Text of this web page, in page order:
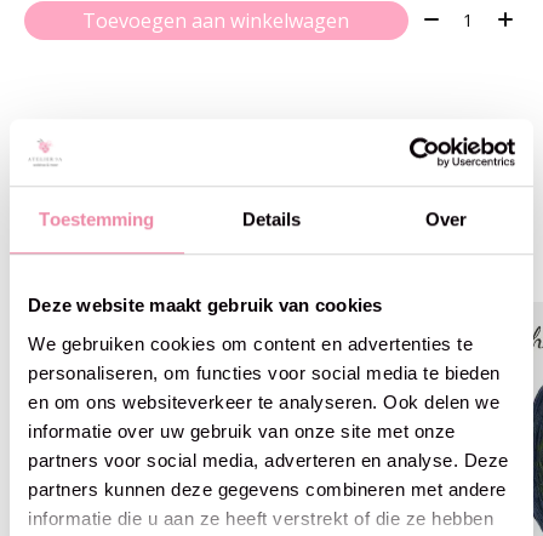
Toestemming Details Over
Deze website maakt gebruik van cookies
We gebruiken cookies om content en advertenties te
personaliseren, om functies voor social media te bieden
en om ons websiteverkeer te analyseren. Ook delen we
informatie over uw gebruik van onze site met onze
partners voor social media, adverteren en analyse. Deze
partners kunnen deze gegevens combineren met andere
informatie die u aan ze heeft verstrekt of die ze hebben
Toevoegen aan winkelwagen Aantal:
Gerelateerde producten